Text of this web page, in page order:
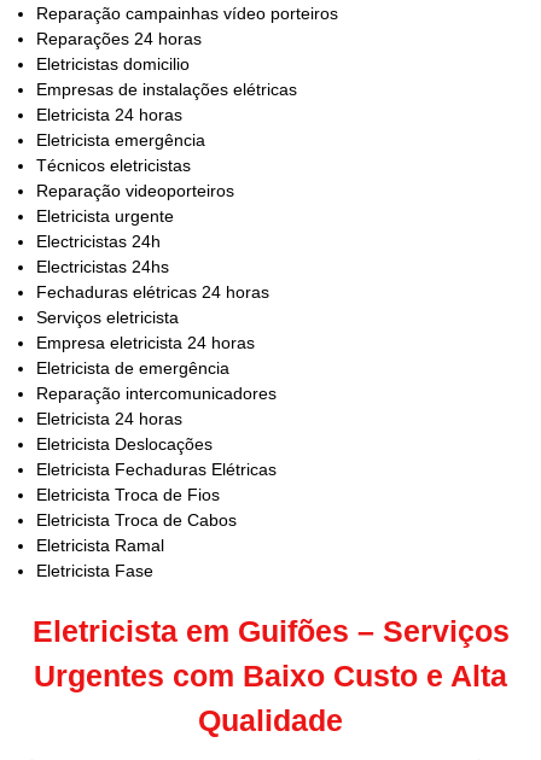
Reparação campainhas vídeo porteiros
Reparações 24 horas
Eletricistas domicilio
Empresas de instalações elétricas
Eletricista 24 horas
Eletricista emergência
Técnicos eletricistas
Reparação videoporteiros
Eletricista urgente
Electricistas 24h
Electricistas 24hs
Fechaduras elétricas 24 horas
Serviços eletricista
Empresa eletricista 24 horas
Eletricista de emergência
Reparação intercomunicadores
Eletricista 24 horas
Eletricista Deslocações
Eletricista Fechaduras Elétricas
Eletricista Troca de Fios
Eletricista Troca de Cabos
Eletricista Ramal
Eletricista Fase
Eletricista em Guifões – Serviços
Urgentes com Baixo Custo e Alta
Qualidade